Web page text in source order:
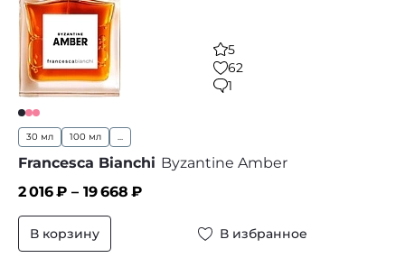
5
62
1
30 мл 100 мл ...
Francesca Bianchi Byzantine Amber
2 016₽ – 19 668 ₽
В корзину В избранное